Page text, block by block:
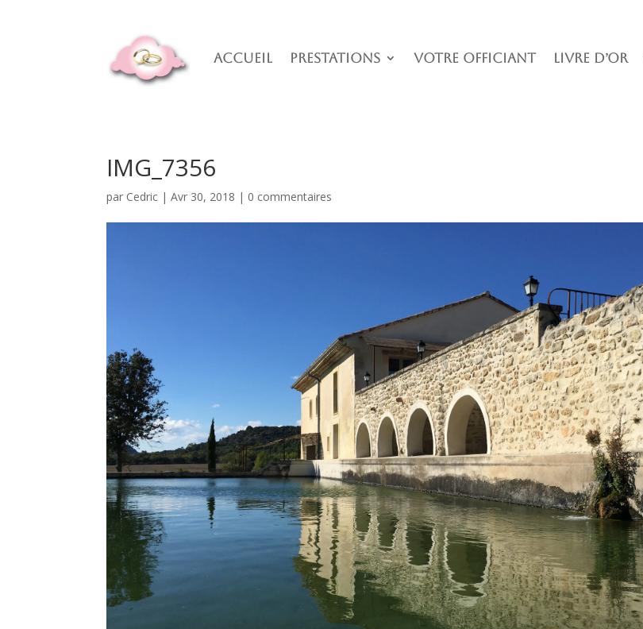
Accueil Prestations Votre officiant Livre D’or
IMG_7356
par Cedric |Avr 30, 2018 | 0 commentaires